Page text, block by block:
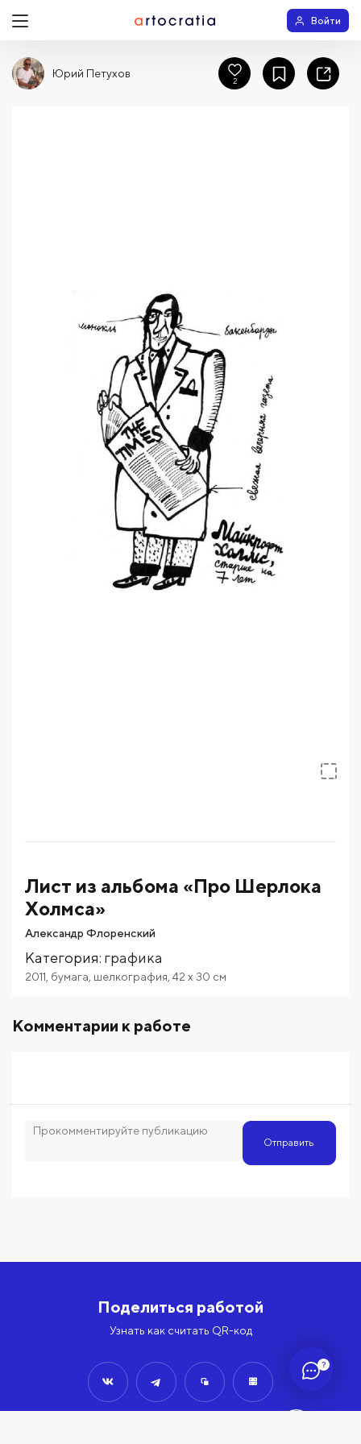
?
Войти
Лист из альбома «Про Шерлока
Холмса»
Александр Флоренский
Категория: графика
2011 бумага шелкография 42 x 30 см
Комментарии к работе
Отправить
Юрий Петухов
2
Поделиться работой
Узнать как считать QR-код